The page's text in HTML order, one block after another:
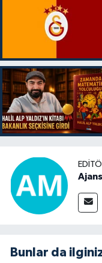
Bunlar da